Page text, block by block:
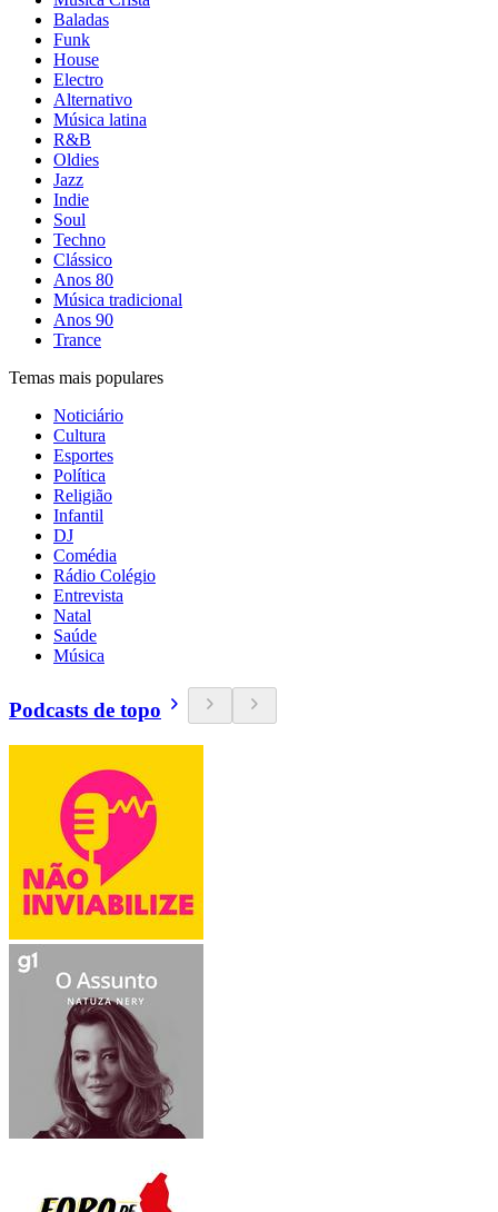
Baladas
Funk
House
Electro
Alternativo
Música latina
R&B
Oldies
Jazz
Indie
Soul
Techno
Clássico
Anos 80
Música tradicional
Anos 90
Trance
Temas mais populares
Noticiário
Cultura
Esportes
Política
Religião
Infantil
DJ
Comédia
Rádio Colégio
Entrevista
Natal
Saúde
Música
Podcasts de topo